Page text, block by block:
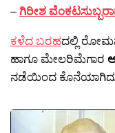
– ಗಿರೀಶ
ಕಳೆದ ಬರಹದಲ್ಲಿ
ಹಾಗೂ ಮೇಲರಿಮೆಗಾರ
ನಡೆಯಿಂದ